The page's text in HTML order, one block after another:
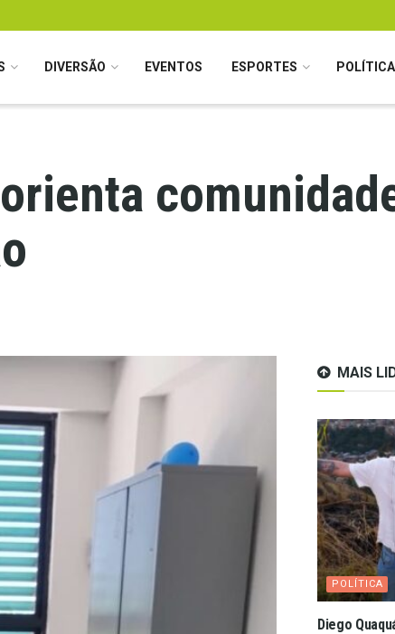
DIVERSÃO EVENTOS ESPORTES POLÍTICA
MAIS
POLÍTICA
Diego